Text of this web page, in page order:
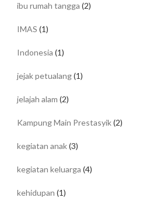
ibu rumah tangga (2)
IMAS (1)
Indonesia (1)
jejak petualang(1)
jelajah alam (2)
Kampung Main Prestasyik(2)
kegiatan anak(3)
kegiatan keluarga (4)
kehidupan (1)